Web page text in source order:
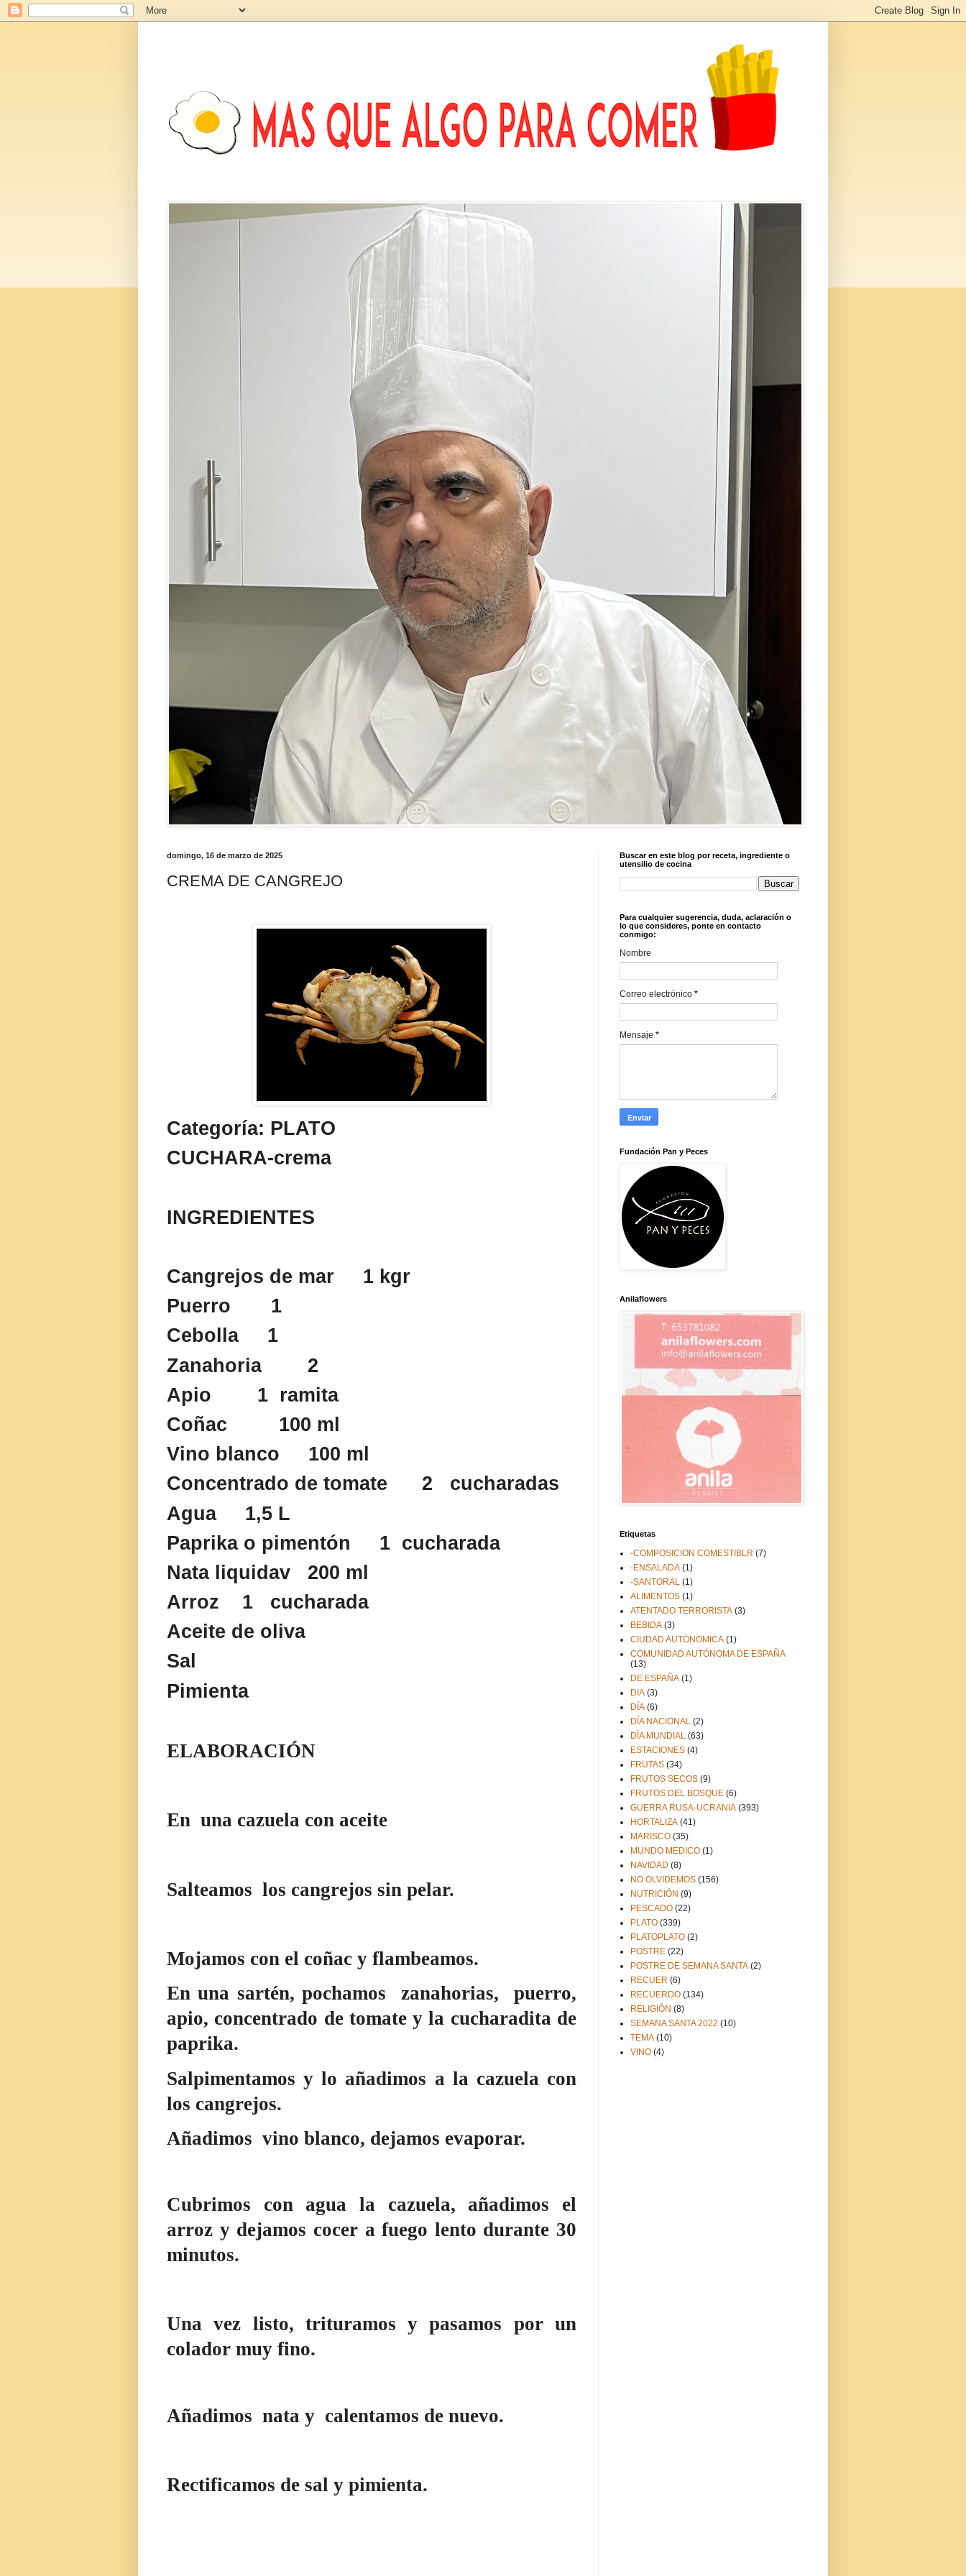
domingo, 16 de marzo de 2025
CREMA DE CANGREJO
Categoría: PLATO
CUCHARA-crema
INGREDIENTES
Cangrejos de mar
1 kgr
Puerro
1
Cebolla
1
Zanahoria
2
Apio
1 ramita
Coñac
100 ml
Vino blanco
100 ml
Concentrado de tomate
2
cucharadas
Agua
1,5 L
Paprika o pimentón
1 cucharada
Nata liquidav
200 ml
Arroz
1
cucharada
Aceite de oliva
Sal
Pimienta
ELABORACIÓN
En una cazuela con aceite
Salteamos los cangrejos sin pelar.
Mojamos con el coñac y flambeamos.
En una sartén,pochamos zanahorias,
puerro,
apio, concentrado de tomate y la cucharadita de
paprika.
Salpimentamos y lo añadimos a la cazuela con
los cangrejos.
Añadimos vino blanco, dejamos evaporar.
Cubrimos con agua la cazuela, añadimos el
arroz y dejamos cocer a fuego lento durante 30
minutos.
Una vez listo, trituramos y pasamos por un
colador muy fino.
Añadimos nata y calentamos de nuevo.
Rectificamos de sal y pimienta.
Buscar en este blog por receta, ingrediente o
utensilio de cocina
Para cualquier sugerencia, duda, aclaración o
lo que consideres, ponte en contacto
conmigo:
Nombre
Correo electrónico *
Mensaje *
Fundación Pan y Peces
Anilaflowers
Etiquetas
-COMPOSICION COMESTIBLR (7)
-ENSALADA (1)
-SANTORAL (1)
ALIMENTOS (1)
ATENTADO TERRORISTA (3)
BEBIDA (3)
CIUDAD AUTÓNOMICA (1)
COMUNIDAD AUTÓNOMA DE ESPAÑA
(13)
DE ESPAÑA (1)
DIA (3)
DÍA (6)
DÍA NACIONAL (2)
DÍA MUNDIAL (63)
ESTACIONES (4)
FRUTAS (34)
FRUTOS SECOS (9)
FRUTOS DEL BOSQUE (6)
GUERRA RUSA-UCRANIA (393)
HORTALIZA (41)
MARISCO (35)
MUNDO MEDICO (1)
NAVIDAD (8)
NO OLVIDEMOS (156)
NUTRICIÓN (9)
PESCADO (22)
PLATO (339)
PLATOPLATO (2)
POSTRE (22)
POSTRE DE SEMANA SANTA (2)
RECUER (6)
RECUERDO (134)
RELIGIÓN (8)
SEMANA SANTA 2022 (10)
TEMA (10)
VINO (4)